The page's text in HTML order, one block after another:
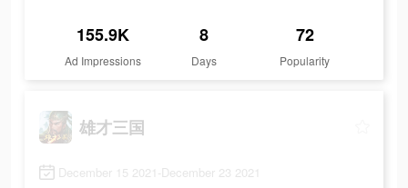
155.9K
Ad Impressions
8
Days
72
Popularity
雄才三国
December 15 2021-December 23 2021